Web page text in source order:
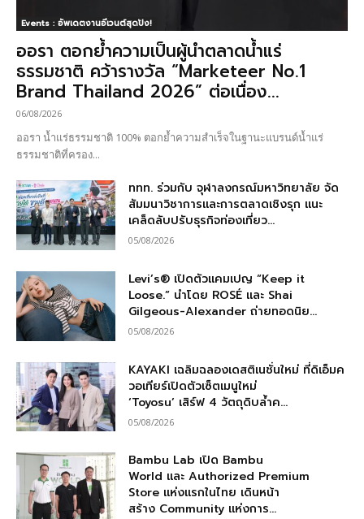
Events : อัพเดตงานอีเวนต์สุดปัง!
ออรา ตอกย้ำความเป็นผู้นำตลาดน้ำแร่
ธรรมชาติ คว้ารางวัล “Marketeer No.1
Brand Thailand 2026” ต่อเนื่อง...
06/08/2026
ออรา น้ำแร่ธรรมชาติ 100% ตอกย้ำความสำเร็จในฐานะแบรนด์น้ำแร่
ธรรมชาติที่ครอง...
ททท. ร่วมกับ จุฬาลงกรณ์มหาวิทยาลัย จัด
สัมมนาวิชาการและการตลาดเชิงรุก แนะ
เคล็ดลับปรับธุรกิจท่องเที่ยว...
05/08/2026
Levi’s® เปิดตัวแคมเปญ “Keep it
Loose.” นำโดย ROSÉ และ Shai
Gilgeous-Alexander ถ่ายทอดนิย...
05/08/2026
KAYAKI เฉลิมฉลองเดสติเนชั่นใหม่ ที่ดิเอ็มค
วอเทียร์เปิดตัวเซ็ตเมนูใหม่
‘Toyosu’ เสิร์ฟ 4 วัตถุดิบล้ำค...
05/08/2026
Bambu Lab เปิด Bambu
World และ Authorized Premium
Store แห่งแรกในไทย เดินหน้า
สร้าง Community แห่งการ...